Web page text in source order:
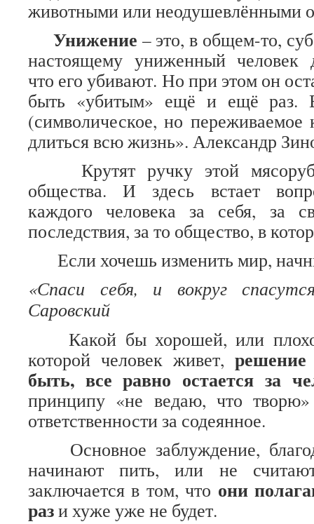
животными или неодушевлёнными
Унижение – это, в общем-то,
настоящему униженный человек
что его убивают. Но при этом он
быть «убитым» ещё и ещё раз.
(символическое, но переживаемое
длиться всю жизнь». Александр
Крутят ручку этой
общества. И здесь встает
каждого человека за себя, за
последствия, за то общество, в
Если хочешь изменить мир,
«Спаси себя, и вокруг
Саровский
Какой бы хорошей, или
которой человек живет,
быть, все равно остается за
принципу «не ведаю, что
ответственности за содеянное.
Основное заблуждение,
начинают пить, или не
заключается в том, что они
рази хуже уже не будет.